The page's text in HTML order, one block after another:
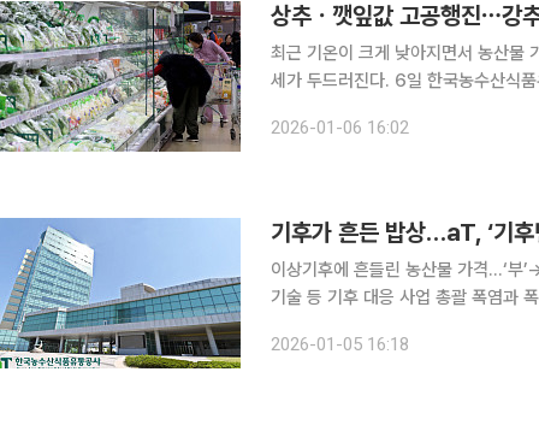
상추ㆍ깻잎값 고공행진⋯강
최근 기온이 크게 낮아지면서 농산물
세가 두드러진다. 6일 한국농수산식품유통공사(aT) 농수산유통정보(KAMIS)에 따르면 상추 100g
인 12월 30일 100g당 1093원이었는
2026-01-06 16:02
기후가 흔든 밥상…aT, ‘기후
이상기후에 흔들린 농산물 가격…‘부
기술 등 기후 대응 사업 총괄 폭염과 폭우 등 이상기후가 일상이 되면서 농산물 수급 불안과 가격 변
단위로 격상하며 식량 수급 관리 체계
2026-01-05 16:18